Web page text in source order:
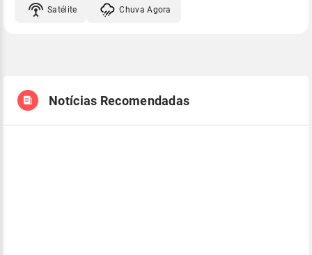
Satélite Chuva Agora
Notícias Recomendadas